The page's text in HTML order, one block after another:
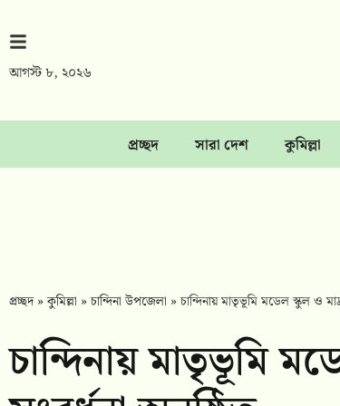
আগস্ট ৮, ২০২৬
প্রচ্ছদ সারা দেশ কুমিল্লা
প্রচ্ছদ»কুমিল্লা »চান্দিনা উপজেলা »চান্দিনায় মাতৃভূমি মডেল স্কুল ও
চান্দিনায় মাতৃভূমি